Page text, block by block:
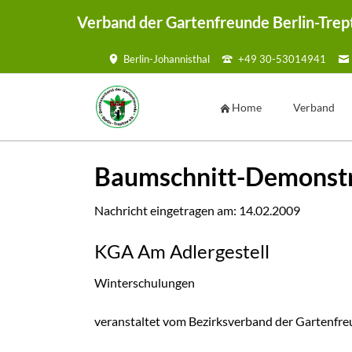
Verband der Gartenfreunde Berlin-
Berlin-Johannisthal +49 30-53014941
Home Verband
Baumschnitt-
Nachricht eingetragen am: 14.02.2009
KGA Am Adlergestell
Winterschulungen
veranstaltet vom Bezirksverband der